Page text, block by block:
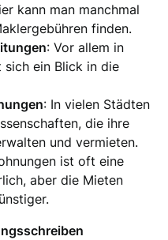
kann man manchmal
finden.
: Vor allem in
sich ein Blick in die
: In vielen Städten
die ihre
und vermieten.
ist oft eine
aber die Mieten